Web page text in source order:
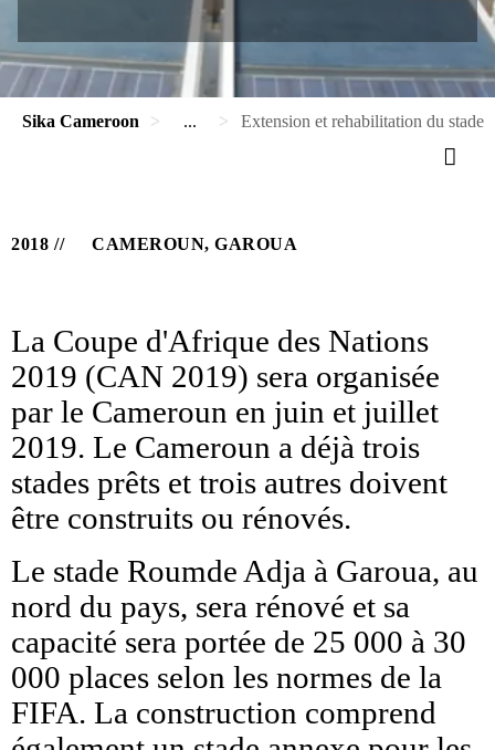
Sika Cameroon ... Extension et rehabilitation du stade
2018 CAMEROUN, GAROUA
La Coupe d'Afrique des Nations
2019 (CAN 2019) sera organisée
par le Cameroun en juin et juillet
2019. Le Cameroun a déjà trois
stades prêts et trois autres doivent
être construits ou rénovés.
Le stade Roumde Adja à Garoua, au
nord du pays, sera rénové et sa
capacité sera portée de 25 000 à 30
000 places selon les normes de la
FIFA. La construction comprend